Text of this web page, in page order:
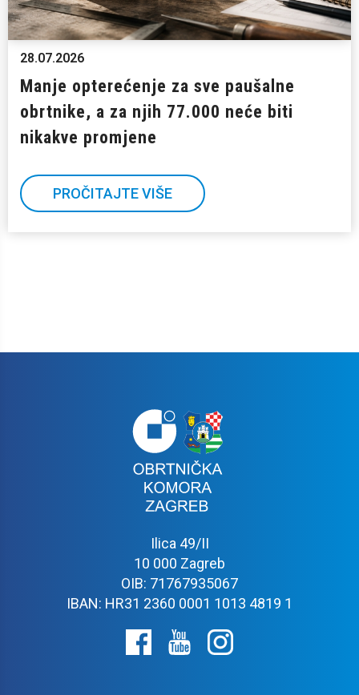
28.07.2026
Manje opterećenje za sve paušalne
obrtnike, a za njih 77.000 neće biti
nikakve promjene
PROČITAJTE VIŠE
Ilica 49/II
10 000 Zagreb
OIB: 71767935067
IBAN: HR31 2360 0001 1013 4819 1